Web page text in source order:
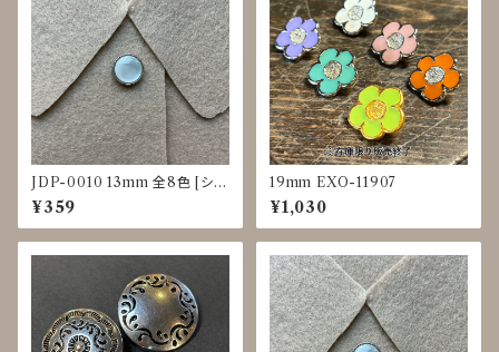
JDP-0010 13mm 全8色 [シェ
ル調][裏足ボタン][ブラウス]
¥359
19mm EXO-11907
¥1,030